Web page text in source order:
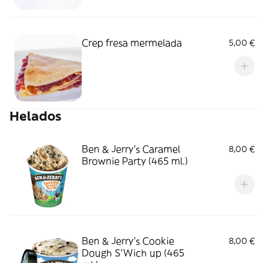
Crep fresa mermelada 5,00 €
Helados
Ben & Jerry's Caramel
Brownie Party (465 ml.)
8,00 €
Ben & Jerry's Cookie
Dough S'Wich up (465
8,00 €